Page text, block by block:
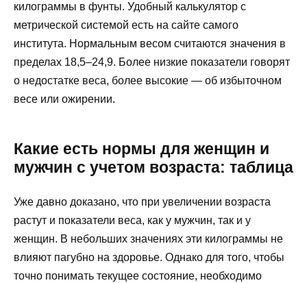
килограммы в фунты. Удобный калькулятор с
метрической системой есть на сайте самого
института. Нормальным весом считаются значения в
пределах 18,5–24,9. Более низкие показатели говорят
о недостатке веса, более высокие — об избыточном
весе или ожирении.
Какие есть нормы для женщин и
мужчин с учетом возраста: таблица
Уже давно доказано, что при увеличении возраста
растут и показатели веса, как у мужчин, так и у
женщин. В небольших значениях эти килограммы не
влияют пагубно на здоровье. Однако для того, чтобы
точно понимать текущее состояние, необходимо